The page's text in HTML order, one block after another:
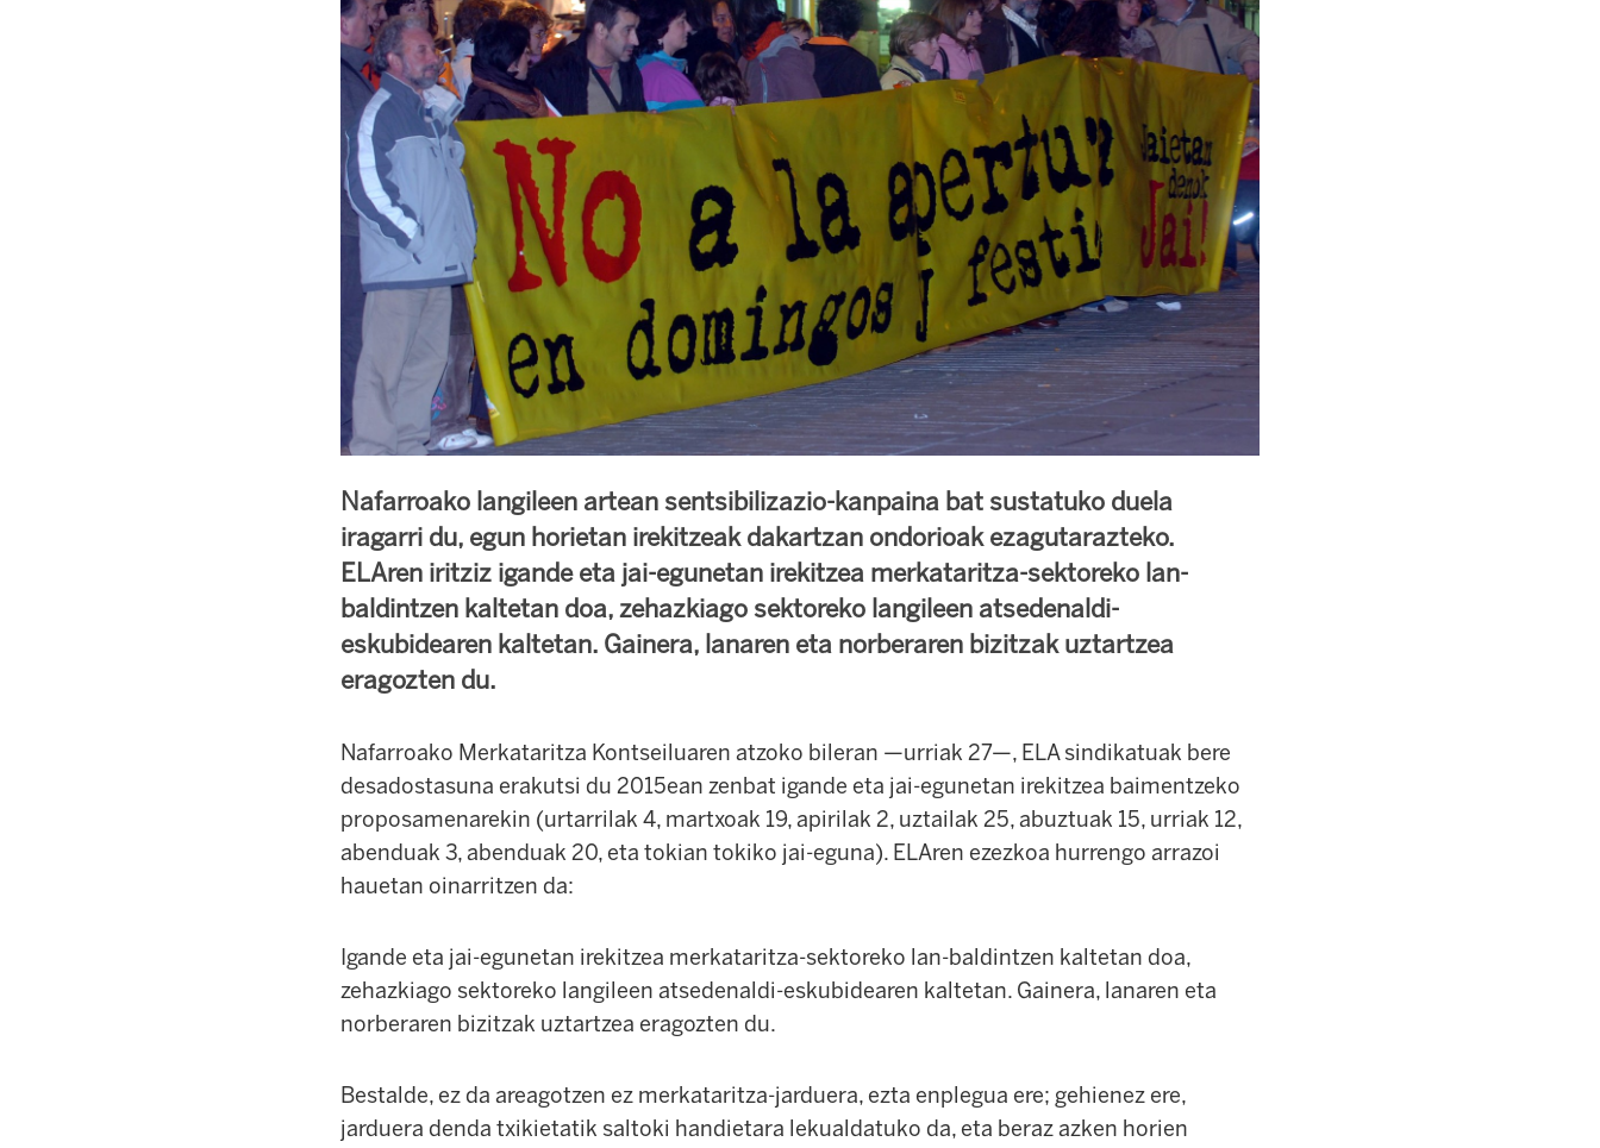
Nafarroako langileen artean sentsibilizazio-kanpaina bat sustatuko duela
iragarri du, egun horietan irekitzeak dakartzan ondorioak ezagutarazteko.
ELAren iritziz igande eta jai-egunetan irekitzea merkataritza-sektoreko lan-
baldintzen kaltetan doa, zehazkiago sektoreko langileen atsedenaldi-
eskubidearen kaltetan. Gainera, lanaren eta norberaren bizitzak uztartzea
eragozten du.
Nafarroako Merkataritza Kontseiluaren atzoko bileran —urriak 27—, ELA sindikatuak bere
desadostasuna erakutsi du 2015ean zenbat igande eta jai-egunetan irekitzea baimentzeko
proposamenarekin (urtarrilak 4, martxoak 19, apirilak 2, uztailak 25, abuztuak 15, urriak 12,
abenduak 3, abenduak 20, eta tokian tokiko jai-eguna). ELAren ezezkoa hurrengo arrazoi
hauetan oinarritzen da:
Igande eta jai-egunetan irekitzea merkataritza-sektoreko lan-baldintzen kaltetan doa,
zehazkiago sektoreko langileen atsedenaldi-eskubidearen kaltetan. Gainera, lanaren eta
norberaren bizitzak uztartzea eragozten du.
Bestalde, ez da areagotzen ez merkataritza-jarduera, ezta enplegua ere; gehienez ere,
jarduera denda txikietatik saltoki handietara lekualdatuko da, eta beraz azken horien